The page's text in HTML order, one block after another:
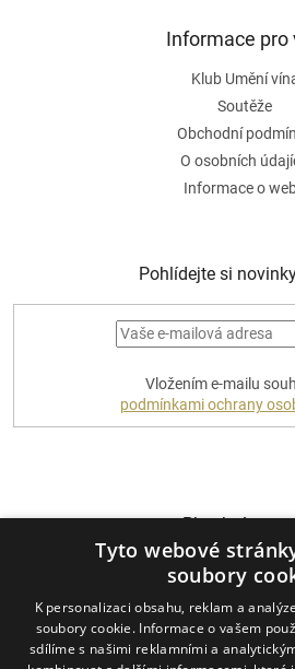
Informace pro
Klub Umění
Soutěže
Obchodní
O osobních
Informace o
Pohlídejte si
Vložením e-mailu
podmínkami ochrany
Platební
Dopravci
Tyto webové
soubory
K personalizaci obsahu, reklam a
soubory cookie. Informace o vašem
sdílíme s našimi reklamními a